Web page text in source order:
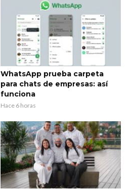
WhatsApp prueba carpeta
para chats de empresas: así
funciona
Hace 6 horas